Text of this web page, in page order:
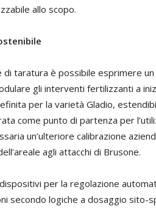
allo scopo.
taratura è possibile esprimere un
gli interventi fertilizzanti a
per la varietà Gladio,
come punto di partenza per
un’ulteriore calibrazione
agli attacchi di Brusone.
per la regolazione
secondo logiche a dosaggio sito-